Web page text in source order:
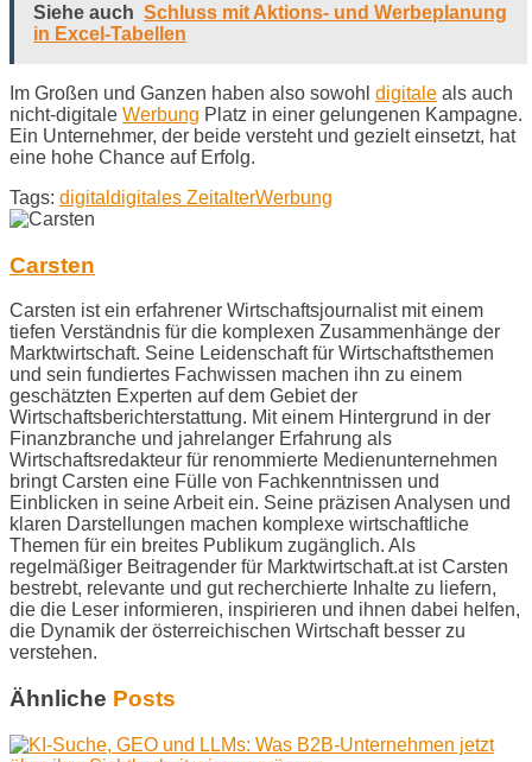
Siehe auch Schluss mit Aktions- und Werbeplanung
in Excel-Tabellen
Im Großen und Ganzen haben also sowohl digitale als auch
nicht-digitale Werbung Platz in einer gelungenen Kampagne.
Ein Unternehmer, der beide versteht und gezielt einsetzt, hat
eine hohe Chance auf Erfolg.
Tags: digital digitales ZeitalterWerbung
Carsten
Carsten ist ein erfahrener Wirtschaftsjournalist mit einem
tiefen Verständnis für die komplexen Zusammenhänge der
Marktwirtschaft. Seine Leidenschaft für Wirtschaftsthemen
und sein fundiertes Fachwissen machen ihn zu einem
geschätzten Experten auf dem Gebiet der
Wirtschaftsberichterstattung. Mit einem Hintergrund in der
Finanzbranche und jahrelanger Erfahrung als
Wirtschaftsredakteur für renommierte Medienunternehmen
bringt Carsten eine Fülle von Fachkenntnissen und
Einblicken in seine Arbeit ein. Seine präzisen Analysen und
klaren Darstellungen machen komplexe wirtschaftliche
Themen für ein breites Publikum zugänglich. Als
regelmäßiger Beitragender für Marktwirtschaft.at ist Carsten
bestrebt, relevante und gut recherchierte Inhalte zu liefern,
die die Leser informieren, inspirieren und ihnen dabei helfen,
die Dynamik der österreichischen Wirtschaft besser zu
verstehen.
Ähnliche Posts